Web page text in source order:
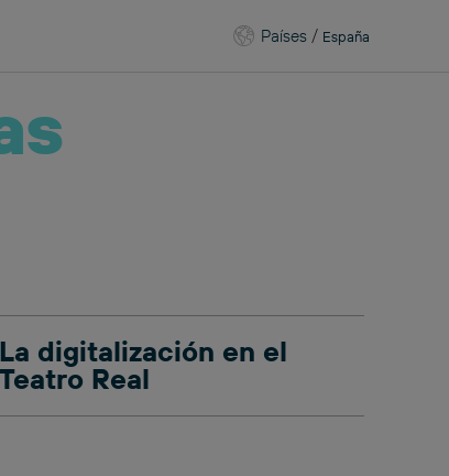
Países / España
La digitalización en el
Teatro Real